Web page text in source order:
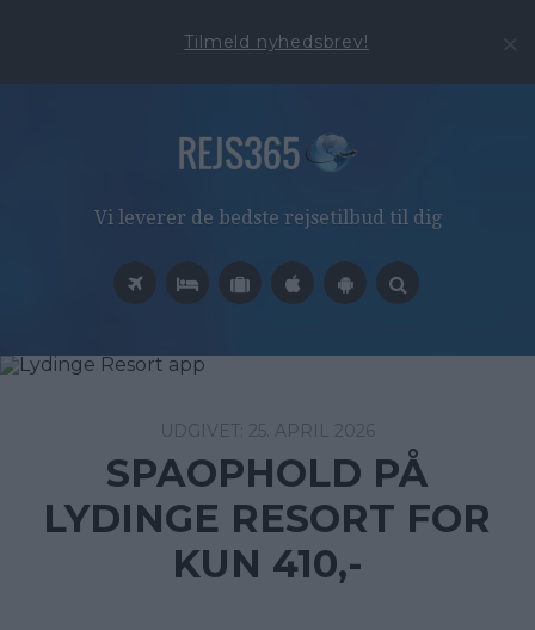
Tilmeld nyhedsbrev!
Vi leverer de bedste rejsetilbud til dig
25. APRIL 2026
SPAOPHOLD PÅ
LYDINGE RESORT FOR
KUN 410,-